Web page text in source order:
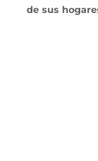
de sus